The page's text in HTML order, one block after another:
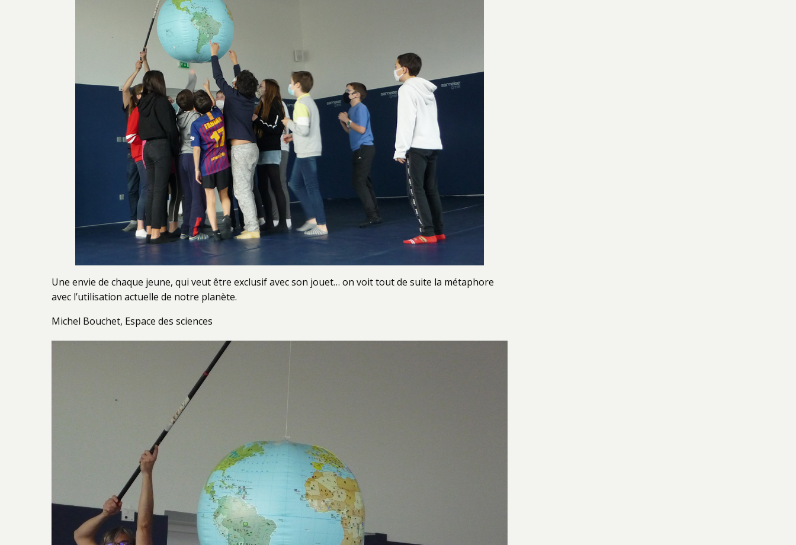
Une envie de chaque jeune, qui veut être exclusif avec son jouet… on voit tout de suite la métaphore
avec l’utilisation actuelle de notre planète.
Michel Bouchet, Espace des sciences